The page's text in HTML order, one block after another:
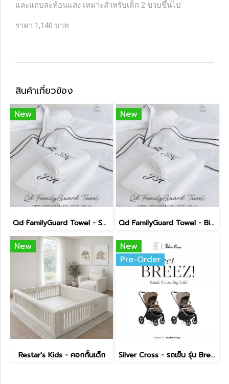
และแถบสะท้อนแสง เหมาะสำหรับเด็ก 2 ขวบขึ้นไป
ราคา 1,140 บาท
สินค้าเกี่ยวข้อง
New
Qd FamilyGuard Towel - Small Size 38x81cm
New
Qd FamilyGuard Towel - Big Size 70x140cm
New
Restar's Kids - คอกกั้นเด็ก
New
Pre-Order
Silver Cross - รถเข็น รุ่น Breez Pushchair